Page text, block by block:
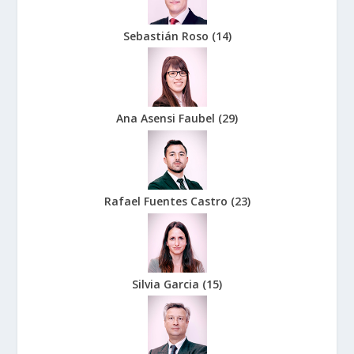
Sebastián Roso (14)
Ana Asensi Faubel (29)
Rafael Fuentes Castro (23)
Silvia Garcia (15)